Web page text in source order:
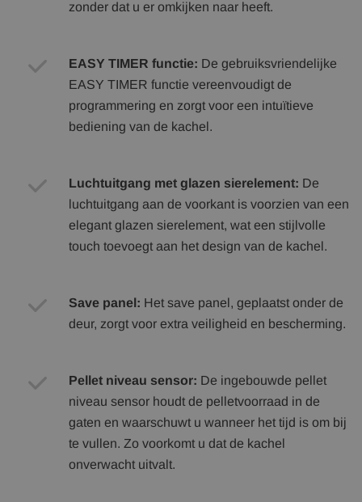
zonder dat u er omkijken naar heeft.
EASY TIMER functie: De gebruiksvriendelijke
EASY TIMER functie vereenvoudigt de
programmering en zorgt voor een intuïtieve
bediening van de kachel.
Luchtuitgang met glazen sierelement: De
luchtuitgang aan de voorkant is voorzien van een
elegant glazen sierelement, wat een stijlvolle
touch toevoegt aan het design van de kachel.
Save panel: Het save panel, geplaatst onder de
deur, zorgt voor extra veiligheid en bescherming.
Pellet niveau sensor: De ingebouwde pellet
niveau sensor houdt de pelletvoorraad in de
gaten en waarschuwt u wanneer het tijd is om bij
te vullen. Zo voorkomt u dat de kachel
onverwacht uitvalt.